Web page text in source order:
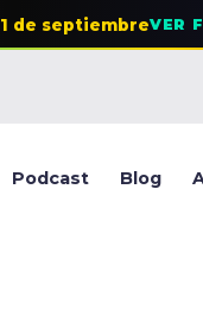
1 de septiembreVER
Podcast Blog